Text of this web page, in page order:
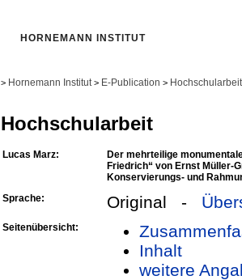
HORNEMANN INSTITUT
> Hornemann Institut > E-Publication >
Hochschularbeit
Lucas Marz:
Der mehrteilige
Friedrich“ von Ernst Müller-
Konservierungs- und
Sprache:
Original -
Seitenübersicht:
Inhalt
weitere